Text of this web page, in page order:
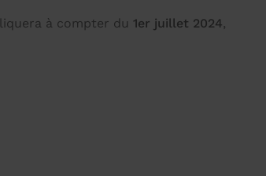
à compter du 1er juillet 2024,